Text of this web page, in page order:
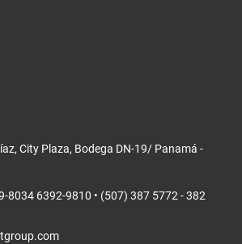
City Plaza, Bodega DN-19/ Panamá -
8034 6392-9810 • (507) 387 5772 - 382